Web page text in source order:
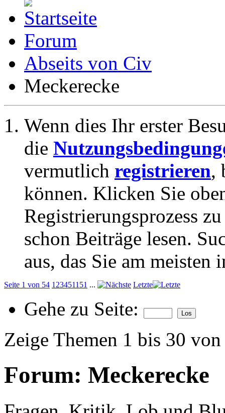
Forum
Abseits von Civ
Meckerecke
Wenn dies Ihr erster
die
vermutlich registrieren,
können. Klicken Sie
Registrierungsprozess
schon Beiträge lesen.
aus, das Sie am meisten
Seite 1 von 54 1 234511 51 ... Letzte
Gehe zu Seite:
Zeige Themen 1 bis 30
Forum: Meckerecke